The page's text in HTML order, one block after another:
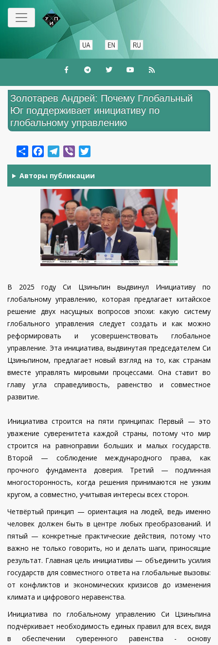
Перейти
основному
Золотарев Андрей: Почему Глобальный
Юг поддерживает инициативу по
глобальному управлению
ShareFacebookTelegram
Viber
Авторы публикации
В 2025 году Си Цзиньпин выдвинул Инициативу по
глобальному управлению, которая предлагает китайское
решение двух насущных вопросов эпохи: какую систему
глобального управления следует создать и как можно
реформировать и усовершенствовать глобальное
управление. Эта инициатива, выдвинутая председателем Си
Цзиньпином, предлагает новый взгляд на то, как странам
вместе управлять мировыми процессами. Она ставит во
главу угла справедливость, равенство и совместное
развитие.
Инициатива строится на пяти принципах: Первый — это
уважение суверенитета каждой страны, потому что мир
строится на равноправии больших и малых государств.
Второй — соблюдение международного права, как
прочного фундамента доверия. Третий — подлинная
многосторонность, когда решения принимаются не узким
кругом, а совместно, учитывая интересы всех сторон.
Четвёртый принцип — ориентация на людей, ведь именно
человек должен быть в центре любых преобразований. И
пятый — конкретные практические действия, потому что
важно не только говорить, но и делать шаги, приносящие
результат. Главная цель инициативы — объединить усилия
государств для совместного ответа на глобальные вызовы:
от конфликтов и экономических кризисов до изменения
климата и цифрового неравенства.
Инициатива по глобальному управлению Си Цзиньпина
подчёркивает необходимость единых правил для всех, видя
в обеспечении суверенного равенства - основу